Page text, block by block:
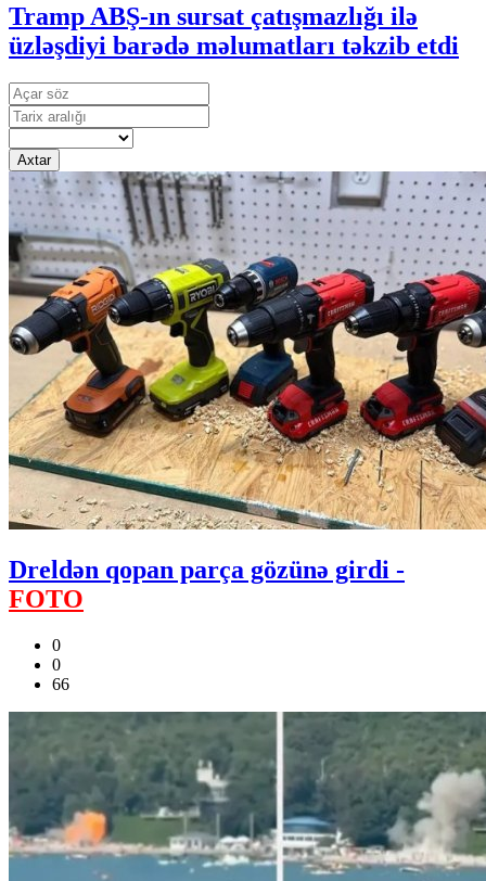
Tramp ABŞ-ın sursat çatışmazlığı ilə
üzləşdiyi barədə məlumatları təkzib etdi
Axtar
Dreldən qopan parça gözünə girdi -
FOTO
0
0
66